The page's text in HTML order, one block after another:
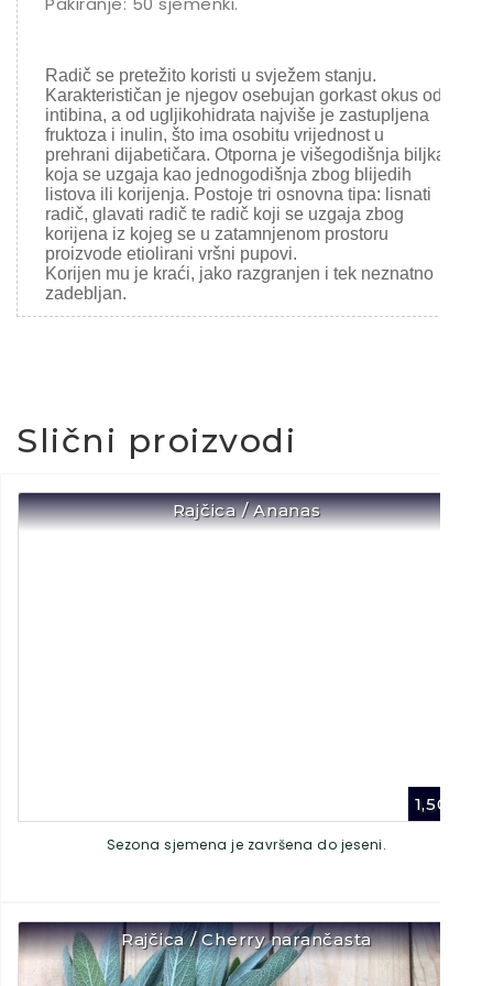
Radič se pretežito koristi u svježem stanju.
Karakterističan je njegov osebujan gorkast okus od
intibina, a od ugljikohidrata najviše je zastupljena
fruktoza i inulin, što ima osobitu vrijednost u
prehrani dijabetičara. Otporna je višegodišnja biljka
koja se uzgaja kao jednogodišnja zbog blijedih
listova ili korijenja. Postoje tri osnovna tipa: lisnati
radič, glavati radič te radič koji se uzgaja zbog
korijena iz kojeg se u zatamnjenom prostoru
proizvode etiolirani vršni pupovi.
Korijen mu je kraći, jako razgranjen i tek neznatno
zadebljan.
Slični proizvodi
Rajčica / Ananas
1,50
Sezona sjemena je završena do jeseni.
Rajčica / Cherry narančasta